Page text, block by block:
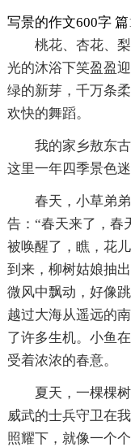
写景的作文600字 篇
桃花、杏花、
光的沐浴下笑盈盈
绿的新芽，千万条
欢快的舞蹈。
我的家乡敖东
这里一年四季景色
春天，小草弟
告：“春天来了，春
被唤醒了，瞧，花
到来，柳树姑娘抽
微风中飘动，好像
越过大海从遥远的
了许多生机。小鱼
受着浓浓的春意。
夏天，一棵棵
威武的士兵守卫在
照耀下，就像一个